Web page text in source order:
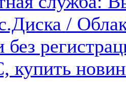
/
без
купить